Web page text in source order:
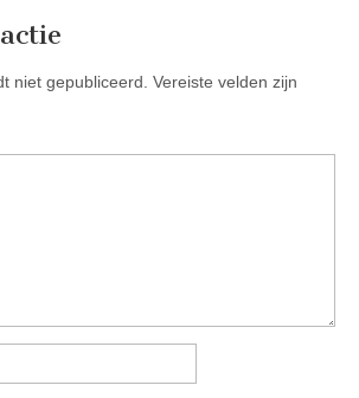
niet gepubliceerd. Vereiste velden zijn